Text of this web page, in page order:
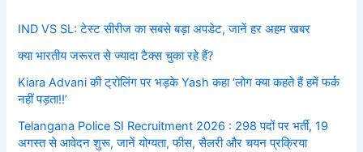
IND VS SL: टेस्ट सीरीज का सबसे बड़ा अपडेट, जानें हर अहम खबर
क्या भारतीय जरूरत से ज्यादा टैक्स चुका रहे हैं?
Kiara Advani की ट्रोलिंग पर भड़के Yash कहा ‘लोग क्या कहते हैं हमें फर्क
नहीं पड़ता!!’
Telangana Police SI Recruitment 2026 : 298 पदों पर भर्ती, 19
अगस्त से आवेदन शुरू, जानें योग्यता, फीस, सैलरी और चयन प्रक्रिया